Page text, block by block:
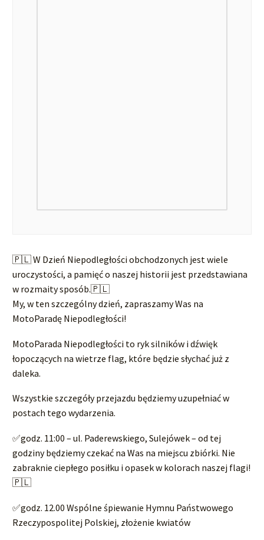
🇵🇱 W Dzień Niepodległości obchodzonych jest wiele
uroczystości, a pamięć o naszej historii jest przedstawiana
w rozmaity sposób.🇵🇱
My, w ten szczególny dzień, zapraszamy Was na
MotoParadę Niepodległości!
MotoParada Niepodległości to ryk silników i dźwięk
łopoczących na wietrze flag, które będzie słychać już z
daleka.
Wszystkie szczegóły przejazdu będziemy uzupełniać w
postach tego wydarzenia.
✅godz. 11:00 – ul. Paderewskiego, Sulejówek – od tej
godziny będziemy czekać na Was na miejscu zbiórki. Nie
zabraknie ciepłego posiłku i opasek w kolorach naszej flagi!
🇵🇱
✅godz. 12.00 Wspólne śpiewanie Hymnu Państwowego
Rzeczypospolitej Polskiej, złożenie kwiatów